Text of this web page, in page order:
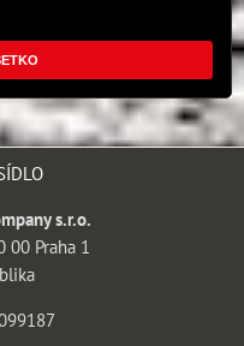
s.r.o.
00 Praha 1